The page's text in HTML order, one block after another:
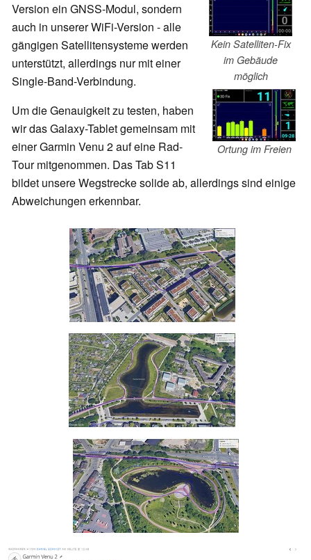
Kein Satelliten-Fix
im Gebäude
möglich
Ortung im Freien
Version ein GNSS-Modul, sondern
auch in unserer WiFi-Version - alle
gängigen Satellitensysteme werden
unterstützt, allerdings nur mit einer
Single-Band-Verbindung.
Um die Genauigkeit zu testen, haben
wir das Galaxy-Tablet gemeinsam mit
einer Garmin Venu 2 auf eine Rad-
Tour mitgenommen. Das Tab S11
bildet unsere Wegstrecke solide ab, allerdings sind einige
Abweichungen erkennbar.